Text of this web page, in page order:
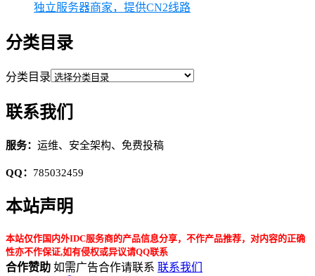
独立服务器商家，提供CN2线路
分类目录
分类目录
联系我们
服务： 运维、安全架构、免费投稿
QQ： 785032459
本站声明
本站仅作国内外IDC服务商的产品信息分享，不作产品推荐，对内容的正确
性亦不作保证,如有侵权或异议请QQ联系
合作赞助 如需广告合作请联系 联系我们